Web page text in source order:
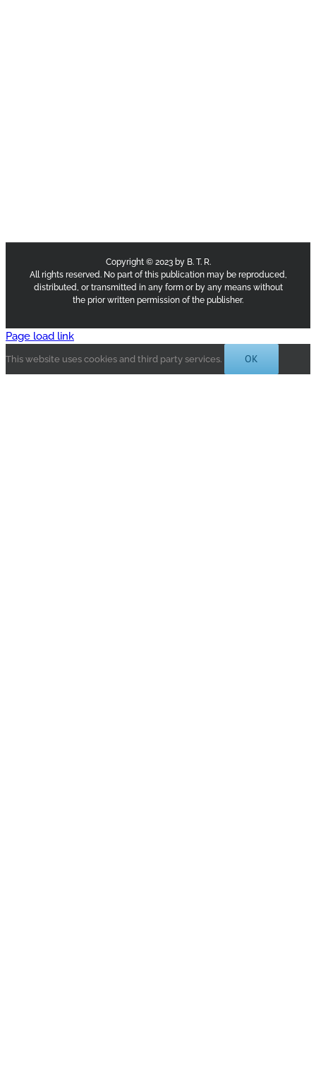
Copyright © 2023 by B. T. R.
All rights reserved. No part of this publication may be reproduced,
distributed, or transmitted in any form or by any means without
the prior written permission of the publisher.
Page load link
This website uses cookies and third party services. OK